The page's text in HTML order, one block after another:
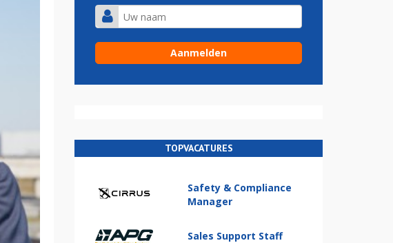
TOPVACATURES
Safety & Compliance
Manager
Sales Support Staff